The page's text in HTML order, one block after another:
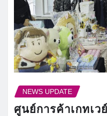
NEWS UPDATE
ศูนย์การค้าเกทเ